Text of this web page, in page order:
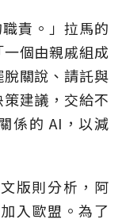
責。」拉馬的
個由親戚組成
關說、請託與
建議，交給不
係的 AI，以減
版則分析，阿
入歐盟。為了